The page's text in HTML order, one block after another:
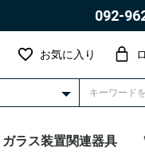
092-
お気に入り
ガラス装置関連器具